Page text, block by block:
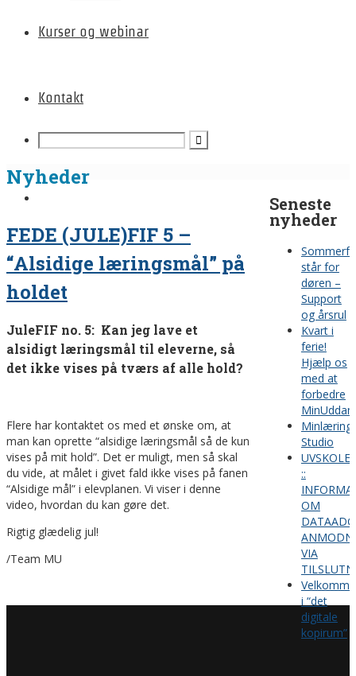
Kurser og webinar
Kontakt
Nyheder
FEDE (JULE)FIF 5 –
“Alsidige læringsmål” på
holdet
JuleFIF no. 5: Kan jeg lave et
alsidigt læringsmål til eleverne, så
det ikke vises på tværs af alle hold?
Flere har kontaktet os med et ønske om, at
man kan oprette “alsidige læringsmål så de kun
vises på mit hold”. Det er muligt, men så skal
du vide, at målet i givet fald ikke vises på fanen
“Alsidige mål” i elevplanen. Vi viser i denne
video, hvordan du kan gøre det.
Rigtig glædelig jul!
/Team MU
Seneste
nyheder
står for
døren –
Support
og årsrul
Kvart i
ferie!
Hjælp os
med at
forbedre
Minlæring
Studio
UVSKOLE
::
OM
VIA
i “det
digitale
kopirum”